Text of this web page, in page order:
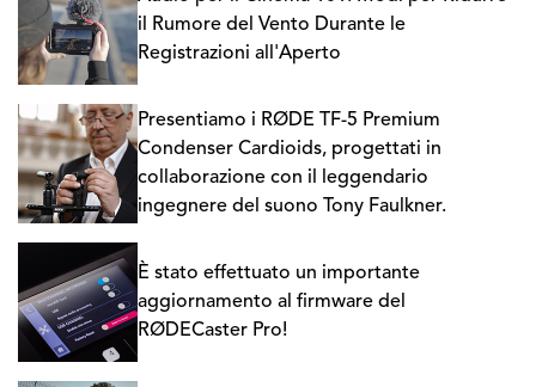
il Rumore del Vento Durante le
Registrazioni all'Aperto
Presentiamo i RØDE TF-5 Premium
Condenser Cardioids, progettati in
collaborazione con il leggendario
ingegnere del suono Tony Faulkner.
È stato effettuato un importante
aggiornamento al firmware del
RØDECaster Pro!